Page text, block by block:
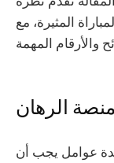
المثيرة، مع
الرهان
عوامل يجب أن